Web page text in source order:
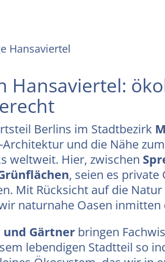
Hansaviertel
Hansaviertel:
Berlins im Stadtbezirk
und die Nähe
weltweit. Hier, zwischen
, seien es
Mit Rücksicht auf die
naturnahe Oasen
Gärtner bringen
lebendigen Stadtteil so